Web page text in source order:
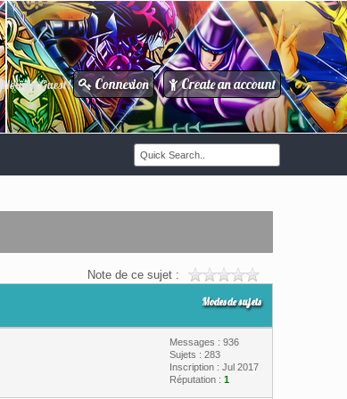
Howdy Guest! Connexion / Create an account
Note de ce sujet :
Modes de sujets
Messages : 936
Sujets : 283
Inscription : Jul 2017
Réputation : 1